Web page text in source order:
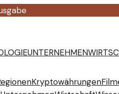
UNTERNEHMEN
Kryptowährungen